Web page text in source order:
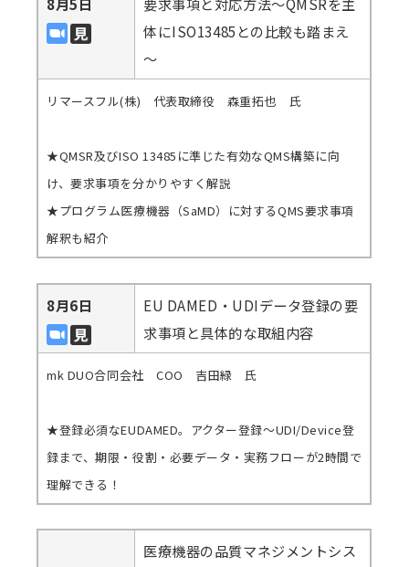
体にISO13485との比較も踏まえ
～
リマースフル(株) 代表取締役 森重拓也 氏
★QMSR及びISO 13485に準じた有効なQMS構築に向
け、要求事項を分かりやすく解説
★プログラム医療機器（SaMD）に対するQMS要求事項
解釈も紹介
8月6日
EU DAMED・UDIデータ登録の要
求事項と具体的な取組内容
mk DUO合同会社 COO 吉田緑 氏
★登録必須なEUDAMED。アクター登録〜UDI/Device登
録まで、期限・役割・必要データ・実務フローが2時間で
理解できる！
医療機器の品質マネジメントシス